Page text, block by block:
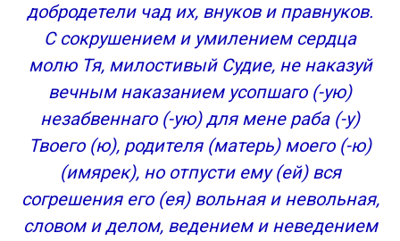
добродетели чад их, внуков и правнуков.
С сокрушением и умилением сердца
молю Тя, милостивый Судие, не наказуй
вечным наказанием усопшаго (-ую)
незабвеннаго (-ую) для мене раба (-у)
Твоего (ю), родителя (матерь) моего (-ю)
(имярек), но отпусти ему (ей) вся
согрешения его (ея) вольная и невольная,
словом и делом, ведением и неведением